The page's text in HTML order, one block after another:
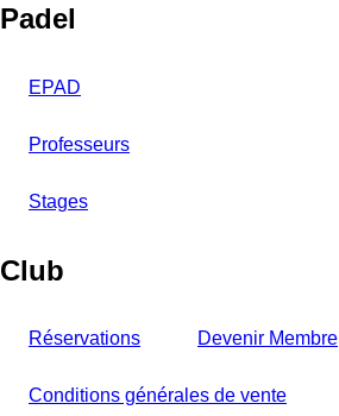
Padel
EPAD
Professeurs
Stages
Club
Réservations Devenir Membre
Conditions générales de vente